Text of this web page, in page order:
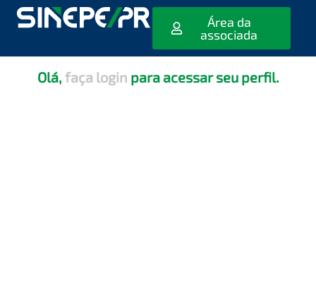
Área da
associada
[editar_escola_usuario]
Olá, faça login para acessar seu perfil.